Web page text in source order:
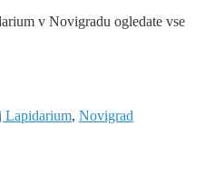
v Novigradu ogledate vse
Lapidarium, Novigrad